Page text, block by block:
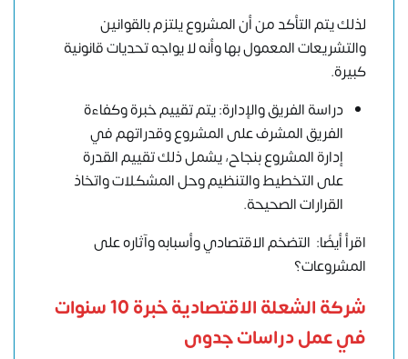
لذلك يتم التأكد من أن المشروع يلتزم بالقوانين
والتشريعات المعمول بها وأنه لا يواجه تحديات قانونية
كبيرة.
دراسة الفريق والإدارة: يتم تقييم خبرة وكفاءة
الفريق المشرف على المشروع وقدراتهم في
إدارة المشروع بنجاح، يشمل ذلك تقييم القدرة
على التخطيط والتنظيم وحل المشكلات واتخاذ
القرارات الصحيحة.
اقرأ أيضًا: التضخم الاقتصادي وأسبابه وآثاره على
المشروعات؟
شركة الشعلة
الاقتصادية خبرة 10 سنوات
في عمل دراسات جدوى